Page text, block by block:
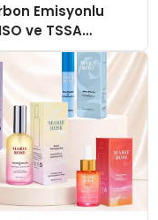
Emisyonlu
ve TSSA